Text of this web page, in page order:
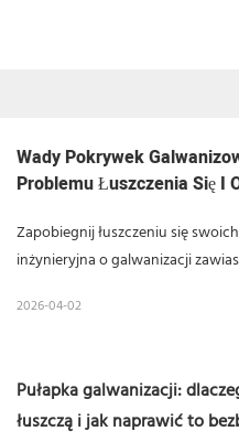
Wady Pokrywek
Problemu Łuszczenia Się I
Zapobiegnij łuszczeniu się
inżynieryjna o galwanizacji
2026-04-02
Pułapka galwanizacji:
łuszczą i jak naprawić to